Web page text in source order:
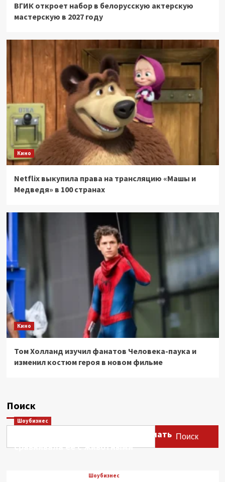
ВГИК откроет набор в белорусскую актерскую
мастерскую в 2027 году
Кино
Netflix выкупила права на трансляцию «Машы и
Медведя» в 100 странах
Кино
Том Холланд изучил фанатов Человека-паука и
изменил костюм героя в новом фильме
Поиск
Поиск
Шоубизнес
Этери Тутберидзе заявила, что мать
сравнивала ее с животными
Шоубизнес